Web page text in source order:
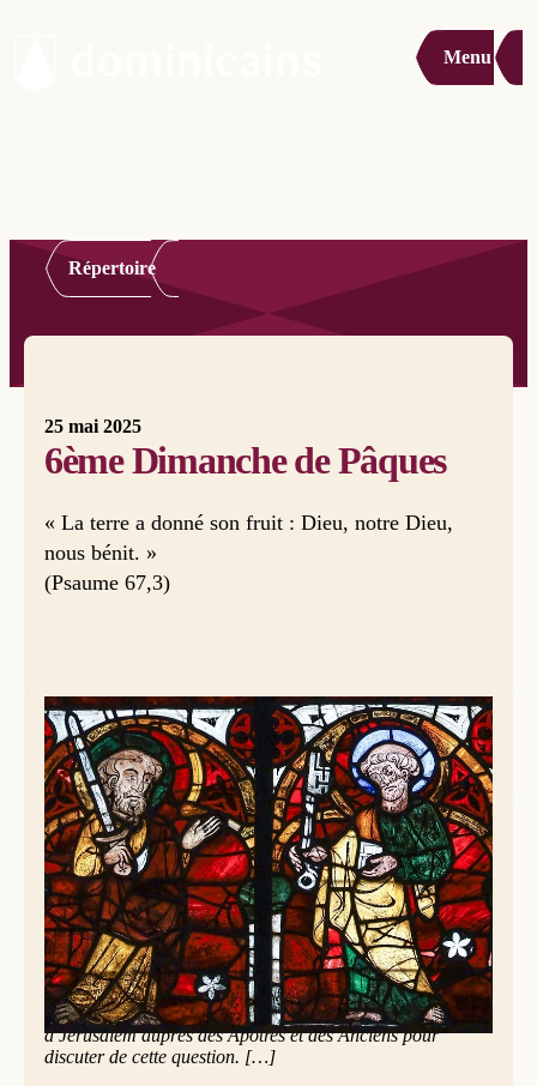
Menu
Répertoire
25 mai 2025
6ème Dimanche de Pâques
« La terre a donné son fruit : Dieu, notre Dieu,
nous bénit. »
(Psaume 67,3)
Pierre et Paul, crédit photo : Lawrence Lew op
Des apôtres et des miracles (Actes des Apôtres 15,1-
2.22-29)
En ces jours-là, des gens, venus de Judée à Antioche,
enseignaient les frères en disant : « Si vous n’acceptez pas
la circoncision selon la coutume qui vient de Moïse, vous
ne pouvez pas être sauvés. » Cela provoqua un
affrontement ainsi qu’une vive discussion engagée par
Paul et Barnabé contre ces gens-là. Alors on décida que
Paul et Barnabé, avec quelques autres frères, monteraient
à Jérusalem auprès des Apôtres et des Anciens pour
discuter de cette question. […]